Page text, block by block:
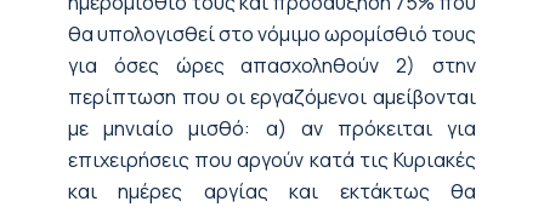
θα υπολογισθεί στο νόμιμο ωρομίσθιό τους
για όσες ώρες απασχοληθούν 2) στην
περίπτωση που οι εργαζόμενοι αμείβονται
με μηνιαίο μισθό: α) αν πρόκειται για
επιχειρήσεις που αργούν κατά τις Κυριακές
και ημέρες αργίας και εκτάκτως θα